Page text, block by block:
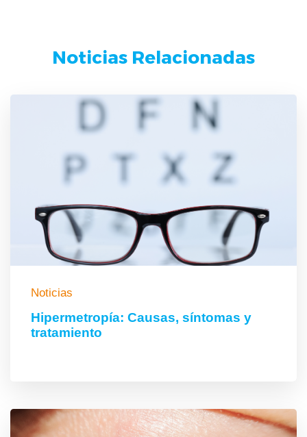
Noticias Relacionadas
Noticias
Hipermetropía: Causas, síntomas y
tratamiento